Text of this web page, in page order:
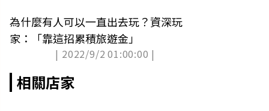
為什麼有人可以一直出去玩？資深玩
家：「靠這招累積旅遊金」
| 2022/9/2 01:00:00 |
相關店家